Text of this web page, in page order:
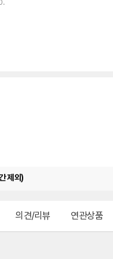
제외)
의견/리뷰 연관상품